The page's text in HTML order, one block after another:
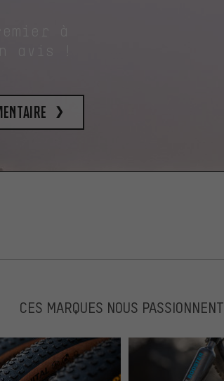
avis !
CES MARQUES NOUS PASSIONNENT